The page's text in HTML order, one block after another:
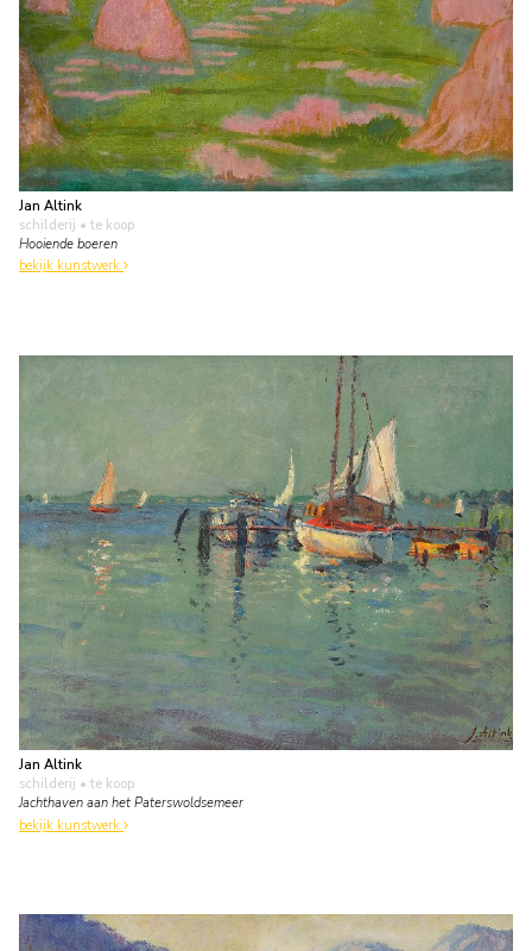
Jan Altink
schilderij • te koop
Hooiende boeren
bekijk kunstwerk
Jan Altink
schilderij • te koop
Jachthaven aan het Paterswoldsemeer
bekijk kunstwerk